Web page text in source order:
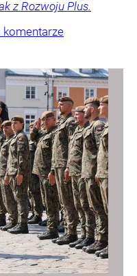
z Rozwoju Plus.
komentarze